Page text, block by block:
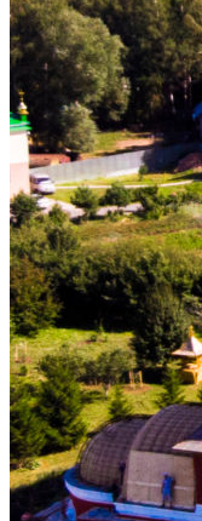
ЦЕНТР
РАСПИСАНИЕ
ПАЛОМНИКАМ